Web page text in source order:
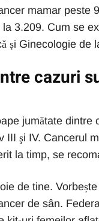
mamar peste
3.209. Cum se
și Ginecologie de
cazuri
jumătate dintre
III şi IV. Cancerul
la timp, se
de tine.
de sân.